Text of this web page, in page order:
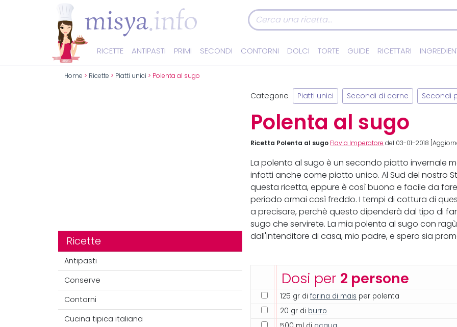
RICETTE ANTIPASTI PRIMI SECONDI CONTORNI DOLCI TORTE GUIDE RICETTARI
Home > Ricette > Piatti unici > Polenta al sugo
Ricette
Antipasti
Conserve
Contorni
Cucina tipica italiana
Categorie Piatti unici Secondi di carne Secondi
Polenta al sugo
Ricetta Polenta al sugo Flavia Imperatore del 03-01-2018
La polenta al sugo è un secondo piatto invernale
infatti anche come piatto unico. Al Sud del nostro
questa ricetta, eppure è così buona e facile da
periodo ormai così freddo. I tempi di cottura di
a precisare, perchè questo dipenderà dal tipo di
sugo che servirete. La mia polenta al sugo con
dall'intenditore di casa, mio padre, e spero sia
Dosi per 2 persone
125 gr difarina di mais per polenta
20 gr di burro